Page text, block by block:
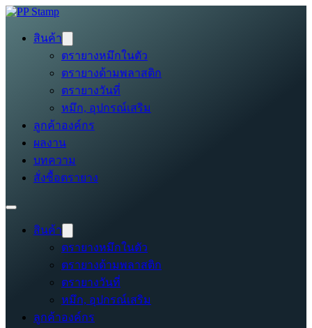
สินค้า
ตรายางหมึกในตัว
ตรายางด้ามพลาสติก
ตรายางวันที่
หมึก, อุปกรณ์เสริม
ลูกค้าองค์กร
ผลงาน
บทความ
สั่งซื้อตรายาง
สินค้า
ตรายางหมึกในตัว
ตรายางด้ามพลาสติก
ตรายางวันที่
หมึก, อุปกรณ์เสริม
ลูกค้าองค์กร